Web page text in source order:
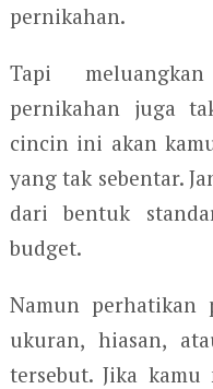
pernikahan.
Tapi
pernikahan juga
cincin ini akan
yang tak sebentar.
dari bentuk
budget.
Namun perhatikan
ukuran, hiasan,
tersebut. Jika